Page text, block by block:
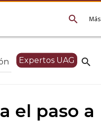
Más
search
search
Expertos UAG
el paso a